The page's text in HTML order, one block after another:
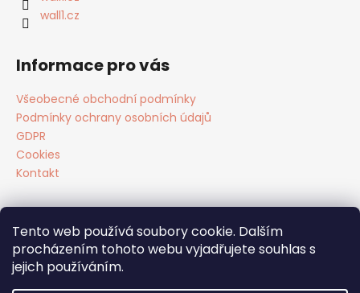
Tento web používá soubory cookie. Dalším
procházením tohoto webu vyjadřujete souhlas s
jejich používáním.
wall1.cz
Informace pro vás
Všeobecné obchodní podmínky
Podmínky ochrany osobních údajů
GDPR
Cookies
Kontakt
Facebook